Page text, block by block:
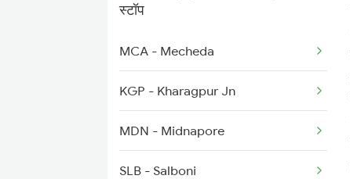
स्टॉप
MCA - Mecheda
KGP - Kharagpur Jn
MDN - Midnapore
SLB - Salboni